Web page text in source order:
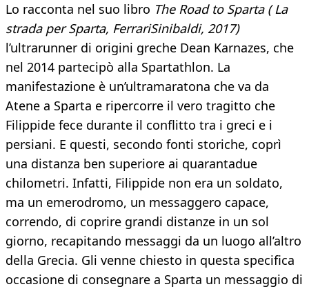
Lo racconta nel suo libro The Road to Sparta (La
strada per Sparta, FerrariSinibaldi, 2017)
l’ultrarunner di origini greche Dean Karnazes, che
nel 2014 partecipò alla Spartathlon. La
manifestazione è un’ultramaratona che va da
Atene a Sparta e ripercorre il vero tragitto che
Filippide fece durante il conflitto tra i greci e i
persiani. E questi, secondo fonti storiche, coprì
una distanza ben superiore ai quarantadue
chilometri. Infatti, Filippide non era un soldato,
ma un emerodromo, un messaggero capace,
correndo, di coprire grandi distanze in un sol
giorno, recapitando messaggi da un luogo all’altro
della Grecia. Gli venne chiesto in questa specifica
occasione di consegnare a Sparta un messaggio di